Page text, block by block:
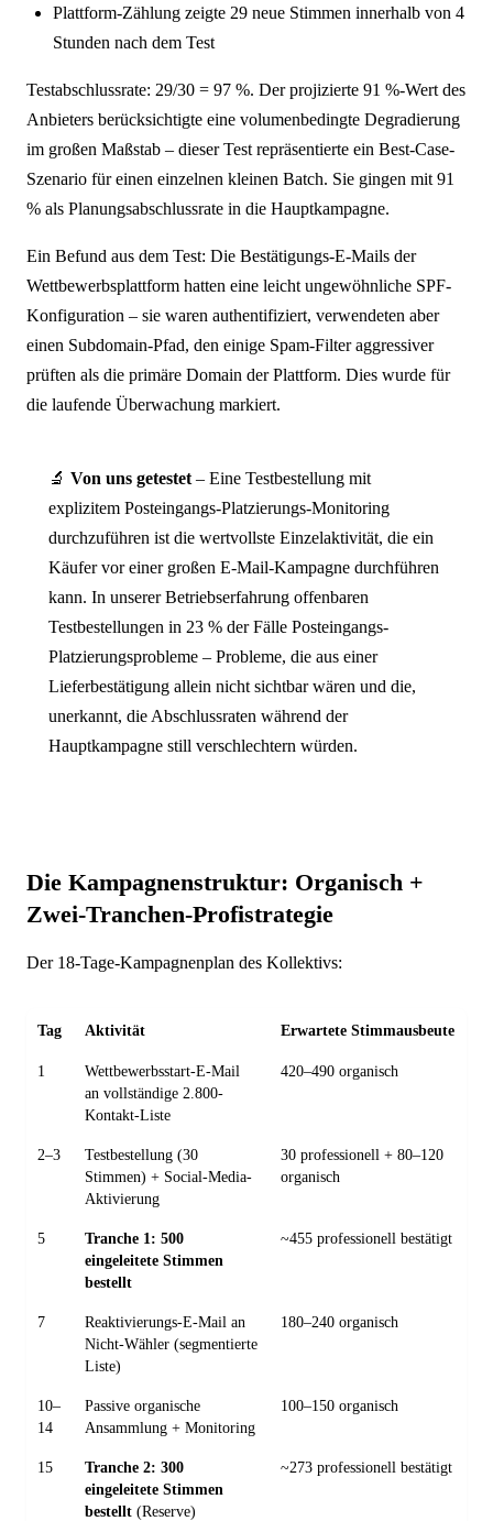
Plattform-Zählung zeigte 29 neue Stimmen innerhalb von 4
Stunden nach dem Test
Testabschlussrate: 29/30 = 97 %. Der projizierte 91 %-Wert des
Anbieters berücksichtigte eine volumenbedingte Degradierung
im großen Maßstab – dieser Test repräsentierte ein Best-Case-
Szenario für einen einzelnen kleinen Batch. Sie gingen mit 91
% als Planungsabschlussrate in die Hauptkampagne.
Ein Befund aus dem Test: Die Bestätigungs-E-Mails der
Wettbewerbsplattform hatten eine leicht ungewöhnliche SPF-
Konfiguration – sie waren authentifiziert, verwendeten aber
einen Subdomain-Pfad, den einige Spam-Filter aggressiver
prüften als die primäre Domain der Plattform. Dies wurde für
die laufende Überwachung markiert.
🔬 Von uns getestet – Eine Testbestellung mit
explizitem Posteingangs-Platzierungs-Monitoring
durchzuführen ist die wertvollste Einzelaktivität, die ein
Käufer vor einer großen E-Mail-Kampagne durchführen
kann. In unserer Betriebserfahrung offenbaren
Testbestellungen in 23 % der Fälle Posteingangs-
Platzierungsprobleme – Probleme, die aus einer
Lieferbestätigung allein nicht sichtbar wären und die,
unerkannt, die Abschlussraten während der
Hauptkampagne still verschlechtern würden.
Die Kampagnenstruktur: Organisch +
Zwei-Tranchen-Profistrategie
Der 18-Tage-Kampagnenplan des Kollektivs:
Tag Aktivität Erwartete Stimmausbeute
1
Wettbewerbsstart-E-Mail
an vollständige 2.800-
Kontakt-Liste
420–490 organisch
2–3
Testbestellung (30
Stimmen) + Social-Media-
Aktivierung
30 professionell + 80–120
organisch
5
Tranche 1: 500
eingeleitete Stimmen
bestellt
~455 professionell bestätigt
7
Reaktivierungs-E-Mail an
Nicht-Wähler (segmentierte
Liste)
180–240 organisch
10–
14
Passive organische
Ansammlung + Monitoring
100–150 organisch
15
Tranche 2: 300
eingeleitete Stimmen
bestellt (Reserve)
~273 professionell bestätigt